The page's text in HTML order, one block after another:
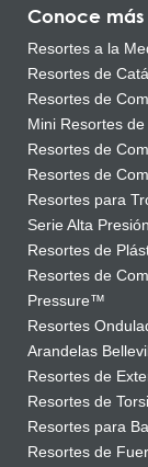
Conoce más
Resortes a la
Resortes de
Resortes de
Mini Resortes
Resortes de
Resortes de
Resortes para
Serie Alta Presión
Resortes de
Resortes de
Pressure™
Resortes
Arandelas
Resortes de
Resortes de
Resortes para
Resortes de